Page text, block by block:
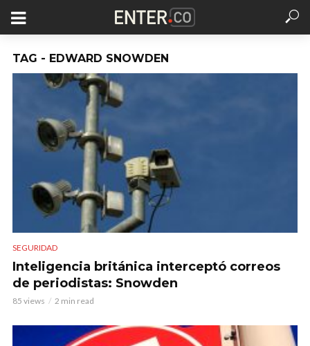
TAG - EDWARD SNOWDEN
SEGURIDAD
Inteligencia británica interceptó correos
de periodistas: Snowden
85 views 2 min read